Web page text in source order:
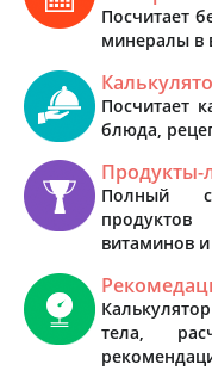
Посчитает
минералы в
Посчитает
блюда,
Продукты-
Полный
витаминов
тела,